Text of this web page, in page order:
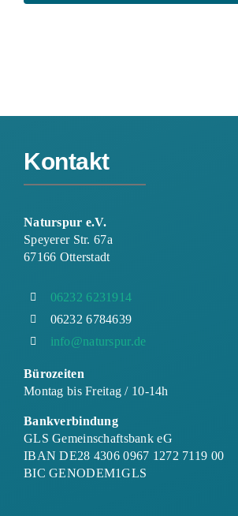
Kontakt
Naturspur e.V.
Speyerer Str. 67a
67166 Otterstadt
06232 6231914
06232 6784639
info@naturspur.de
Bürozeiten
Montag bis Freitag / 10-14h
Bankverbindung
GLS Gemeinschaftsbank eG
IBAN DE28 4306 0967 1272 7119 00
BIC GENODEM1GLS